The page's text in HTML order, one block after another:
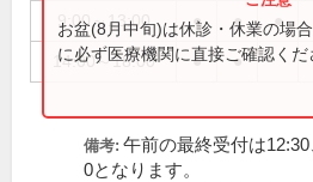
9:00～13:00 ● ● ●
14:00～18:00 ● ●
お盆(8月中旬)は休診・休業の場
に必ず医療機関に直接ご確認くだ
備考: 午前の最終受付は
0となります。